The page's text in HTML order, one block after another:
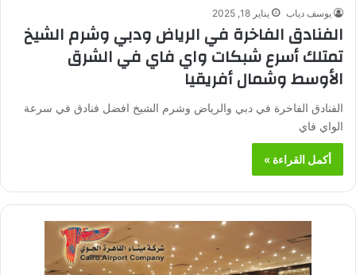
يوسف دياب يناير 18, 2025
الفنادق الفاخرة في الرياض ودبي وشرم الشيخ
تمتلك أسرع شبكات واي فاي في الشرق
الأوسط وشمال أفريقيا
الفنادق الفاخرة في دبي والرياض وشرم الشيخ افضل فنادق في سرعة
الواي فاي
أكمل القراءة »